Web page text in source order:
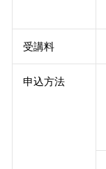
受講料
申込方法